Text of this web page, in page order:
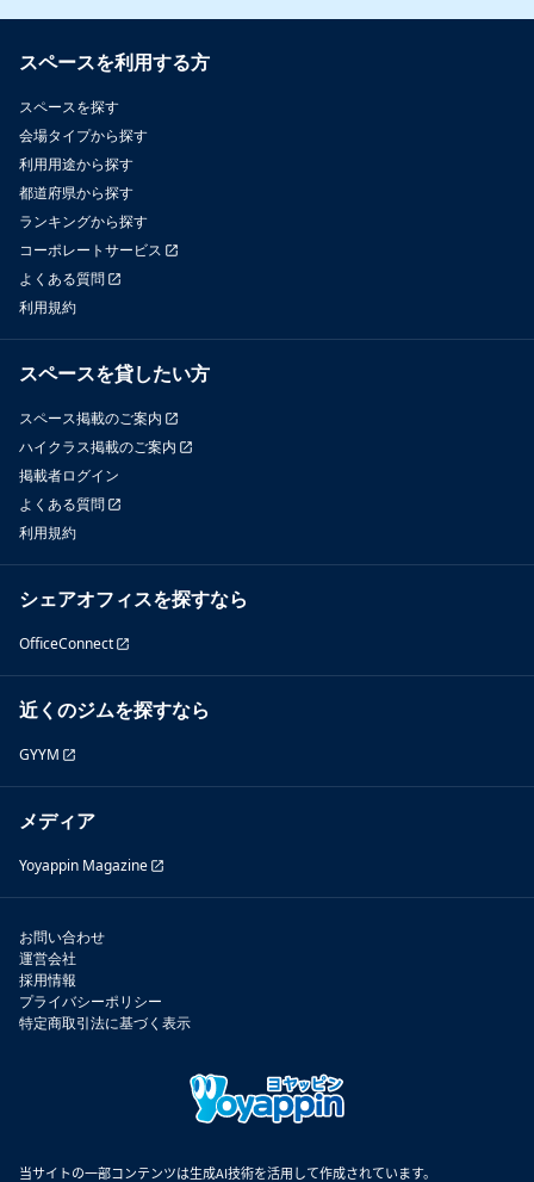
他のお客様のご予約や清掃時間がございますので、入退室は時間
厳守でお願い致します。時間外にスペースをご利用された場合、
時のご予約の場合、9時55分の入室、15時5分の退出など、予約時
間外の入退出は禁止します。無断利用が確認された場合、利用料
×３倍及び罰金を請求する場合があります。
防犯カメラの電源は抜かないでください。防犯カメラの映像は防
犯及び入退室管理以外の目的では使用いたしません。許可無く抜
かれた場合は、復旧費用＋罰金を請求する場合があります。
スペースを利用する方
スペースを探す
会場タイプから探す
利用用途から探す
都道府県から探す
ランキングから探す
コーポレートサービス
よくある質問
利用規約
スペースを貸したい方
スペース掲載のご案内
ハイクラス掲載のご案内
掲載者ログイン
よくある質問
利用規約
シェアオフィスを探すなら
OfficeConnect
近くのジムを探すなら
GYYM
メディア
Yoyappin Magazine
お問い合わせ
運営会社
採用情報
プライバシーポリシー
特定商取引法に基づく表示
当サイトの一部コンテンツは生成AI技術を活用して作成されています。